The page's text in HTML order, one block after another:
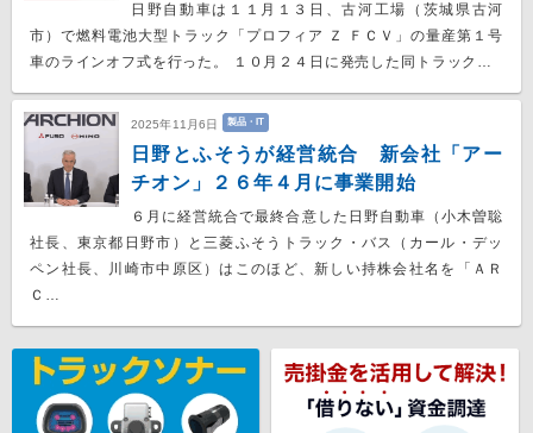
日野自動車は１１月１３日、古河工場（茨城県古河
市）で燃料電池大型トラック「プロフィア Ｚ ＦＣＶ」の量産第１号
車のラインオフ式を行った。 １０月２４日に発売した同トラック…
2025年11月6日 製品・IT
日野とふそうが経営統合 新会社「アー
チオン」２６年４月に事業開始
６月に経営統合で最終合意した日野自動車（小木曽聡
社長、東京都日野市）と三菱ふそうトラック・バス（カール・デッ
ペン社長、川崎市中原区）はこのほど、新しい持株会社名を「ＡＲ
Ｃ…